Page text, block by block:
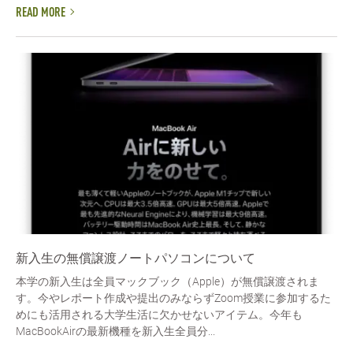
READ MORE
新入生の無償譲渡ノートパソコンについて
本学の新入生は全員マックブック（Apple）が無償譲渡されま
す。今やレポート作成や提出のみならずZoom授業に参加するた
めにも活用される大学生活に欠かせないアイテム。今年も
MacBookAirの最新機種を新入生全員分...